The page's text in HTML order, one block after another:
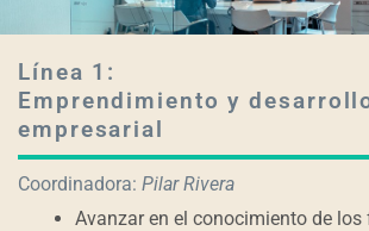
Línea 1:
Emprendimiento y
empresarial
Coordinadora: Pilar Rivera
Avanzar en el conocimiento de los